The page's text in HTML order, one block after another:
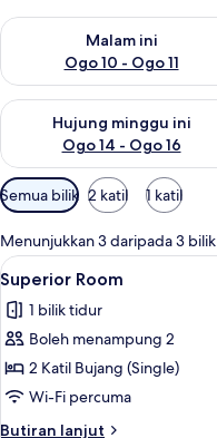
Malam ini
Ogo 10 - Ogo 11
Semak ketersediaan untuk
Hujung minggu ini
Ogo 14 - Ogo 16
Semak ketersediaan
Penapis
yang
tersedia
untuk
bilik
Semua bilik 2 katil 1 katil
Menunjukkan 3 daripada 3 bilik
Lihat
semua
foto
untuk
Superior
Room
2
Superior Room
1 bilik tidur
Boleh menampung 2
2 Katil Bujang (Single)
Wi-Fi percuma
Butiran lanjut
Butiran